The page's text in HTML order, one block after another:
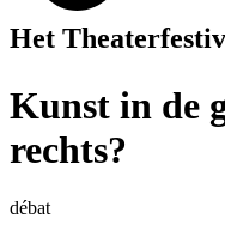
Het
Kunst in de
rechts?
débat